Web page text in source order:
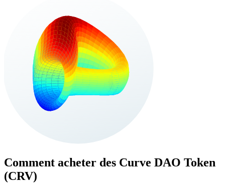
Comment acheter des Curve DAO Token
(CRV)